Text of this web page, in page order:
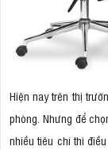
Hiện nay trên thị
phòng. Nhưng để
nhiều tiêu chí thì